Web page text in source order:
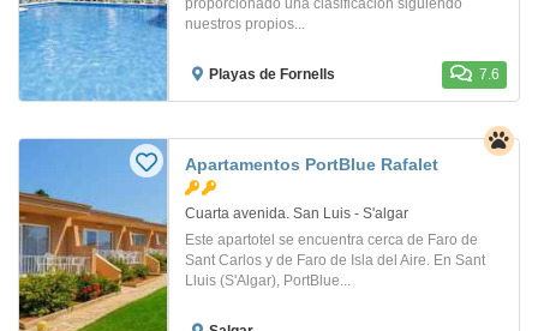
nuestros propios...
Playas de Fornells 7.6
Apartamentos PortBlue Rafalet
Cuarta avenida. San Luis - S'algar
Este apartotel se encuentra cerca de Faro de
Sant Carlos y de Faro de Isla del Aire. En Sant
Lluis (S'Algar), PortBlue...